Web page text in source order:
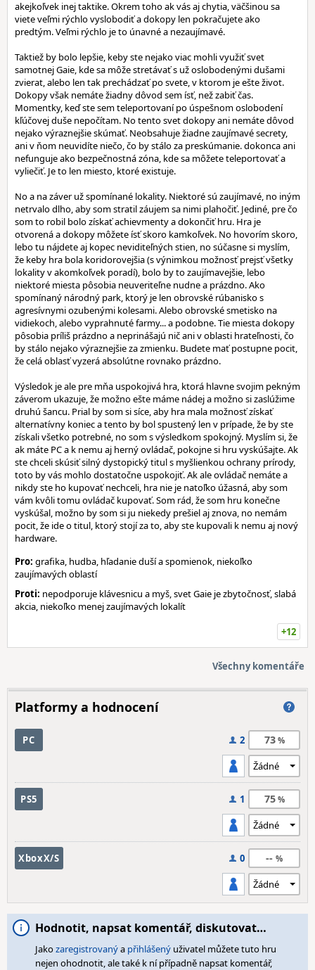
akejkoľvek inej taktike. Okrem toho ak vás aj chytia, väčšinou sa
viete veľmi rýchlo vyslobodiť a dokopy len pokračujete ako
predtým. Veľmi rýchlo je to únavné a nezaujímavé.
Taktiež by bolo lepšie, keby ste nejako viac mohli využiť svet
samotnej Gaie, kde sa môže stretávať s už oslobodenými dušami
zvierat, alebo len tak prechádzať po svete, v ktorom je ešte život.
Dokopy však nemáte žiadny dôvod sem ísť, než zabiť čas.
Momentky, keď ste sem teleportovaní po úspešnom oslobodení
kľúčovej duše nepočítam. No tento svet dokopy ani nemáte dôvod
nejako výraznejšie skúmať. Neobsahuje žiadne zaujímavé secrety,
ani v ňom neuvidíte niečo, čo by stálo za preskúmanie. dokonca ani
nefunguje ako bezpečnostná zóna, kde sa môžete teleportovať a
vyliečiť. Je to len miesto, ktoré existuje.
No a na záver už spomínané lokality. Niektoré sú zaujímavé, no iným
netrvalo dlho, aby som stratil záujem sa nimi plahočiť. Jediné, pre čo
som to robil bolo získať achievmenty a dokončiť hru. Hra je
otvorená a dokopy môžete ísť skoro kamkoľvek. No hovorím skoro,
lebo tu nájdete aj kopec neviditeľných stien, no súčasne si myslím,
že keby hra bola koridorovejšia (s výnimkou možnosť prejsť všetky
lokality v akomkoľvek poradí), bolo by to zaujímavejšie, lebo
niektoré miesta pôsobia neuveriteľne nudne a prázdno. Ako
spomínaný národný park, ktorý je len obrovské rúbanisko s
agresívnymi ozubenými kolesami. Alebo obrovské smetisko na
vidiekoch, alebo vyprahnuté farmy... a podobne. Tie miesta dokopy
pôsobia príliš prázdno a neprinášajú nič ani v oblasti hrateľnosti, čo
by stálo nejako výraznejšie za zmienku. Budete mať postupne pocit,
že celá oblasť vyzerá absolútne rovnako prázdno.
Výsledok je ale pre mňa uspokojivá hra, ktorá hlavne svojim pekným
záverom ukazuje, že možno ešte máme nádej a možno si zaslúžime
druhú šancu. Prial by som si síce, aby hra mala možnosť získať
alternatívny koniec a tento by bol spustený len v prípade, že by ste
získali všetko potrebné, no som s výsledkom spokojný. Myslím si, že
ak máte PC a k nemu aj herný ovládač, pokojne si hru vyskúšajte. Ak
ste chceli skúsiť silný dystopický titul s myšlienkou ochrany prírody,
toto by vás mohlo dostatočne uspokojiť. Ak ale ovládač nemáte a
nikdy ste ho kupovať nechceli, hra nie je natoľko úžasná, aby som
vám kvôli tomu ovládač kupovať. Som rád, že som hru konečne
vyskúšal, možno by som si ju niekedy prešiel aj znova, no nemám
pocit, že ide o titul, ktorý stojí za to, aby ste kupovali k nemu aj nový
hardware.
Pro: grafika, hudba, hľadanie duší a spomienok, niekoľko
zaujímavých oblastí
Proti: nepodporuje klávesnicu a myš, svet Gaie je zbytočnosť, slabá
akcia, niekoľko menej zaujímavých lokalít
+12
Všechny komentáře
Platformy a hodnocení
PC 2 73
PS5 1 75
XboxX/S 0 --
Hodnotit, napsat komentář, diskutovat…
Jakozaregistrovanýa přihlášený uživatel můžete tuto hru
nejen ohodnotit, ale také k ní případně napsat komentář,